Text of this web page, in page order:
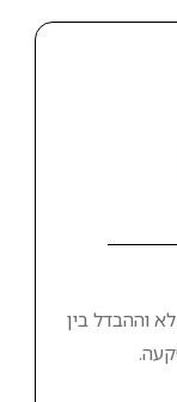
וההבדל בין